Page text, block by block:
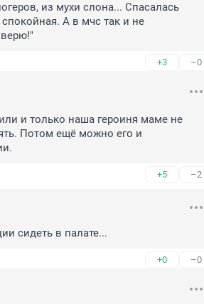
из мухи слона... Спасалась
А в мчс так и не
+3 –0
и только наша героиня маме не
Потом ещё можно его и
+5 –2
сидеть в палате...
+0 –0